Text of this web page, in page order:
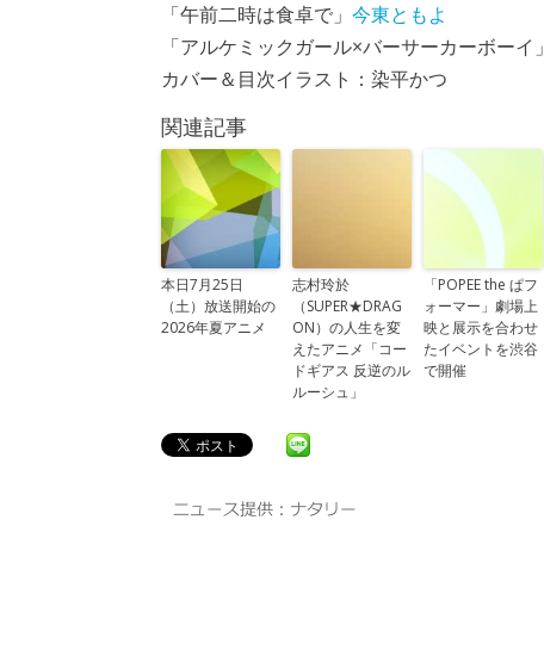
「午前二時は食卓で」 今東ともよ
「アルケミックガール×バーサーカーボーイ」
カバー＆目次イラスト：染平かつ
関連記事
本日7月25日
（土）放送開始の
2026年夏アニメ
志村玲於
（SUPER★DRAG
ON）の人生を変
えたアニメ「コー
ドギアス 反逆のル
ルーシュ」
「POPEE the ぱフ
ォーマー」劇場上
映と展示を合わせ
たイベントを渋谷
で開催